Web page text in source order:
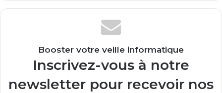
Booster votre veille informatique
Inscrivez-vous à notre
newsletter pour recevoir nos